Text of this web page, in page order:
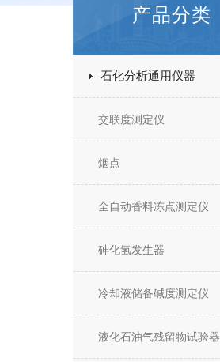
产品分类
石化分析通用仪器
交联度测定仪
烟点
全自动香料冻点测定仪
砷化氢发生器
冷却液储备碱度测定仪
液化石油气残留物试验器